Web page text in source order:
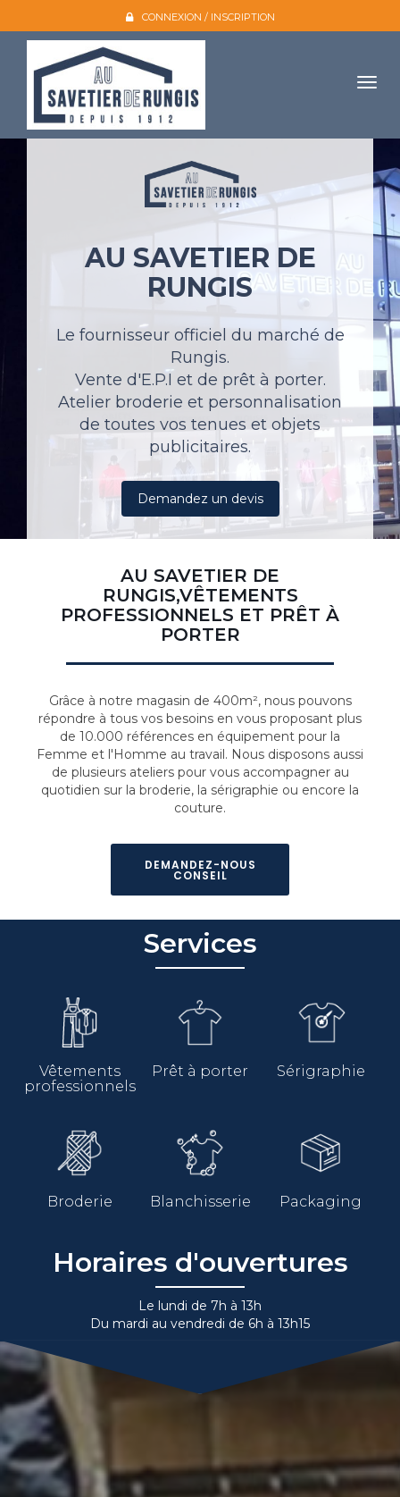
CONNEXION / INSCRIPTION
L'entreprise
Nos produits
Galerie photo
Atelier broderie
Catalogues
Mon compte
Devis et contact
AU SAVETIER DE
RUNGIS
Le fournisseur officiel du marché de
Rungis.
Vente d'E.P.I et de prêt à porter.
Atelier broderie et personnalisation
de toutes vos tenues et objets
publicitaires.
Demandez un devis
AU SAVETIER DE
RUNGIS,VÊTEMENTS
PROFESSIONNELS ET PRÊT À
PORTER
Grâce à notre magasin de 400m², nous pouvons
répondre à tous vos besoins en vous proposant plus
de 10.000 références en équipement pour la
Femme et l'Homme au travail. Nous disposons aussi
de plusieurs ateliers pour vous accompagner au
quotidien sur la broderie, la sérigraphie ou encore la
couture.
DEMANDEZ-NOUS
CONSEIL
Services
Vêtements
professionnels
Prêt à porter Sérigraphie
Broderie Blanchisserie Packaging
Horaires d'ouvertures
Le lundi de 7h à 13h
Du mardi au vendredi de 6h à 13h15